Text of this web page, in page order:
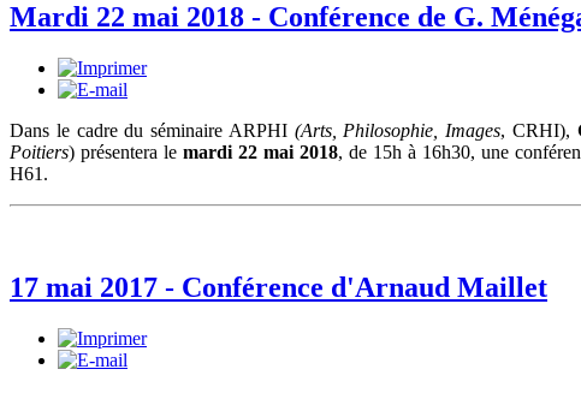
Mardi 22 mai 2018 - Conférence de G.
Dans le cadre du séminaire ARPHI (Arts, Philosophie, Images, CRHI),
Poitiers) présentera le mardi 22 mai 2018, de 15h à 16h30, une
H61.
17 mai 2017 - Conférence d'Arnaud Maillet